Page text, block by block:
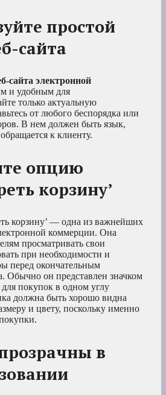
простой
сайта
сайта электронной
и удобным для
только актуальную
от любого беспорядка или
В нем должен быть язык,
к клиенту.
опцию
корзину’
корзину’ — одна из важнейших
коммерции. Она
просматривать свои
при необходимости и
перед окончательным
Обычно он представлен значком
покупок в одном углу
должна быть хорошо видна
и цвету, поскольку именно
в